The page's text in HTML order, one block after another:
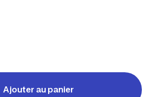
Ajouter au panier